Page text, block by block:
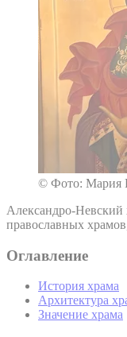
© Фото: Мария
Александро-Невский
православных
Оглавление
История храма
Архитектура
Значение храма